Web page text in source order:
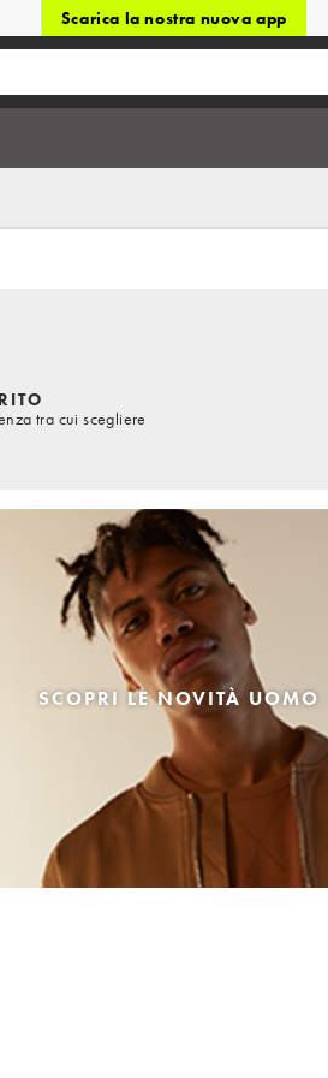
Scarica la nostra nuova app
tra cui scegliere
SCOPRI LE NOVITÀ UOMO